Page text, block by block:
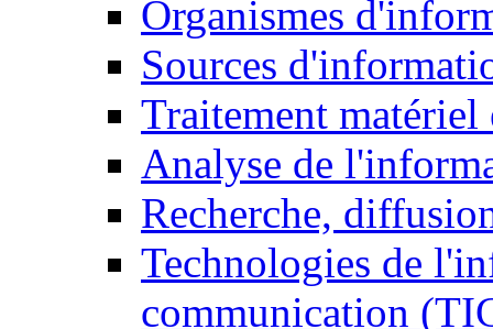
Organismes
Sources
Traitement matériel
Analyse de
Recherche,
Technologies de
communication